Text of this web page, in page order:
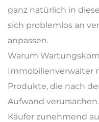
ganz natürlich in
sich problemlos an
anpassen.
Warum
Immobilienverwalter
Produkte, die nach
Aufwand
Käufer zunehmend